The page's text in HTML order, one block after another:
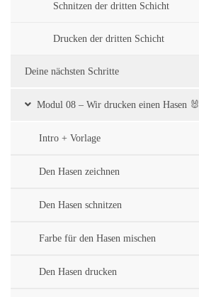
Schnitzen der dritten Schicht
Drucken der dritten Schicht
Deine nächsten Schritte
Modul 08 – Wir drucken einen Hasen 🐰
Intro + Vorlage
Den Hasen zeichnen
Den Hasen schnitzen
Farbe für den Hasen mischen
Den Hasen drucken